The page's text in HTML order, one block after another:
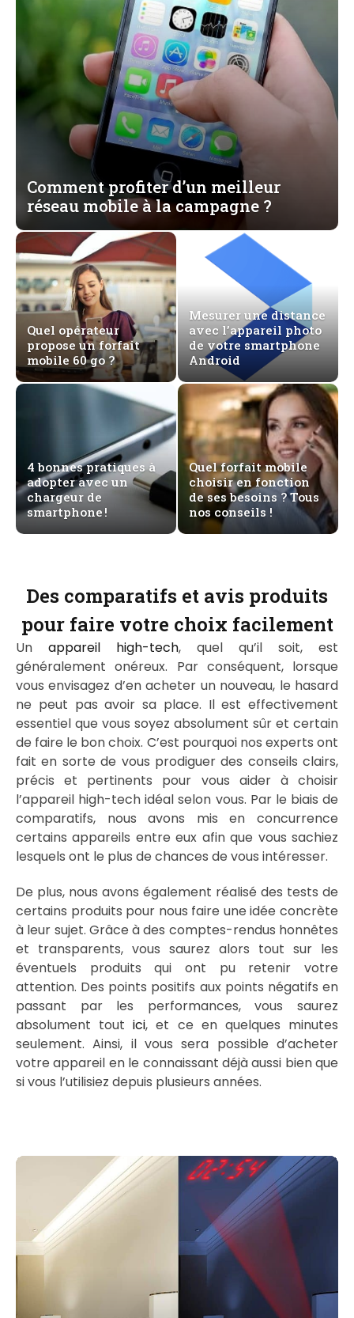
Comment profiter d’un meilleur
réseau mobile à la campagne ?
Quel opérateur
propose un forfait
mobile 60 go ?
Mesurer une distance
avec l’appareil photo
de votre smartphone
Android
4 bonnes pratiques à
adopter avec un
chargeur de
smartphone !
Quel forfait mobile
choisir en fonction
de ses besoins ? Tous
nos conseils !
Des comparatifs et avis produits
pour faire votre choix facilement
Un appareil high-tech, quel qu’il soit, est
généralement onéreux. Par conséquent, lorsque
vous envisagez d’en acheter un nouveau, le hasard
ne peut pas avoir sa place. Il est effectivement
essentiel que vous soyez absolument sûr et certain
de faire le bon choix. C’est pourquoi nos experts ont
fait en sorte de vous prodiguer des conseils clairs,
précis et pertinents pour vous aider à choisir
l’appareil high-tech idéal selon vous. Par le biais de
comparatifs, nous avons mis en concurrence
certains appareils entre eux afin que vous sachiez
lesquels ont le plus de chances de vous intéresser.
De plus, nous avons également réalisé des tests de
certains produits pour nous faire une idée concrète
à leur sujet. Grâce à des comptes-rendus honnêtes
et transparents, vous saurez alors tout sur les
éventuels produits qui ont pu retenir votre
attention. Des points positifs aux points négatifs en
passant par les performances, vous saurez
absolument toutici, et ce en quelques minutes
seulement. Ainsi, il vous sera possible d’acheter
votre appareil en le connaissant déjà aussi bien que
si vous l’utilisiez depuis plusieurs années.